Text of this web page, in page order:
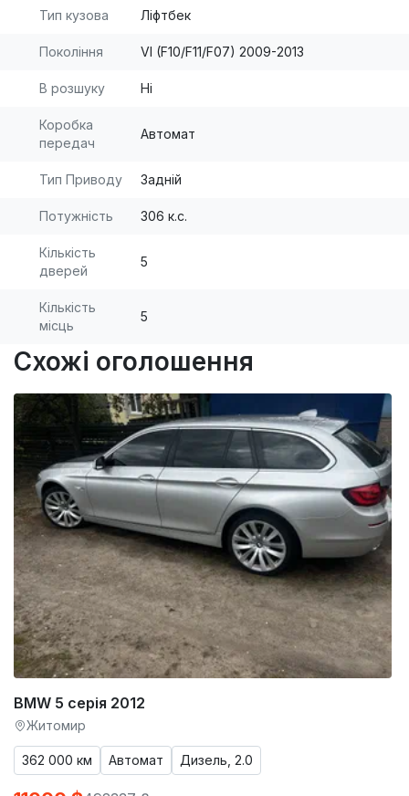
Тип кузова Ліфтбек
Покоління VI (F10/F11/F07) 2009-2013
В розшуку Ні
Коробка
передач
Автомат
Тип Приводу Задній
Потужність 306 к.с.
Кількість
дверей
5
Кількість
місць
5
Схожі оголошення
BMW 5 серія 2012
Житомир
362 000 км Автомат Дизель, 2.0